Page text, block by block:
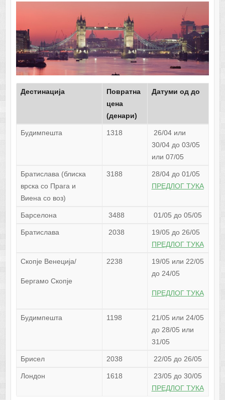
Дестинација
Повратна
цена
(денари)
Датуми од до
Будимпешта 1318
26/04 или
30/04 до 03/05
или 07/05
Братислава (блиска
врска со Прага и
Виена со воз)
3188
28/04 до 01/05
ПРЕДЛОГ ТУКА
Барселона 3488 01/05 до 05/05
Братислава 2038
19/05 до 26/05
ПРЕДЛОГ ТУКА
Скопје Венеција/
Бергамо Скопје
2238
19/05 или 22/05
до 24/05
ПРЕДЛОГ ТУКА
Будимпешта 1198
21/05 или 24/05
до 28/05 или
31/05
Брисел 2038 22/05 до 26/05
Лондон 1618
23/05 до 30/05
ПРЕДЛОГ ТУКА